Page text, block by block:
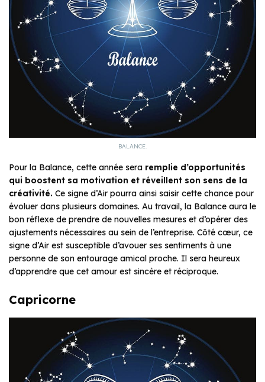
BALANCE.
Pour la Balance, cette année sera remplie d’opportunités
qui boostent sa motivation et réveillent son sens de la
créativité. Ce signe d’Air pourra ainsi saisir cette chance pour
évoluer dans plusieurs domaines. Au travail, la Balance aura le
bon réflexe de prendre de nouvelles mesures et d’opérer des
ajustements nécessaires au sein de l’entreprise. Côté cœur, ce
signe d’Air est susceptible d’avouer ses sentiments à une
personne de son entourage amical proche. Il sera heureux
d’apprendre que cet amour est sincère et réciproque.
Capricorne